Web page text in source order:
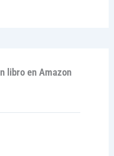
libro en Amazon